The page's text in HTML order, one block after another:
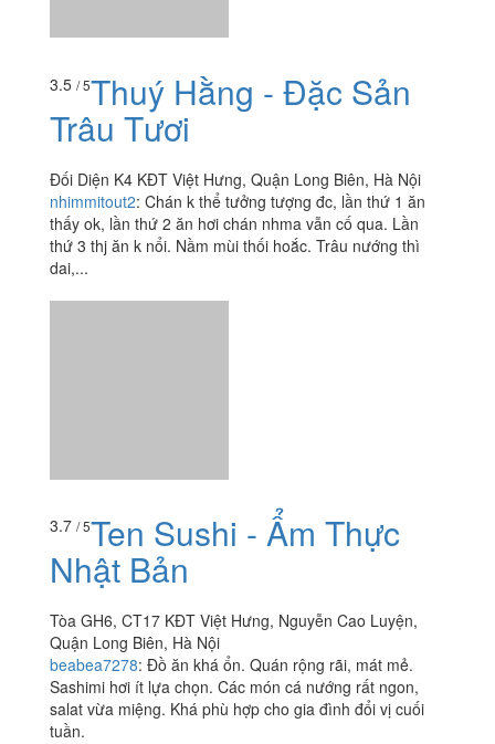
3.5 / 5Thuý Hằng - Đặc Sản
Trâu Tươi
Đối Diện K4 KĐT Việt Hưng, Quận Long Biên, Hà Nội
nhimmitout2: Chán k thể tưởng tượng đc, lần thứ 1 ăn
thấy ok, lần thứ 2 ăn hơi chán nhma vẫn cố qua. Lần
thứ 3 thj ăn k nổi. Nầm mùi thối hoắc. Trâu nướng thì
dai,...
3.7 / 5Ten Sushi - Ẩm Thực
Nhật Bản
Tòa GH6, CT17 KĐT Việt Hưng, Nguyễn Cao Luyện,
Quận Long Biên, Hà Nội
beabea7278: Đồ ăn khá ổn. Quán rộng rãi, mát mẻ.
Sashimi hơi ít lựa chọn. Các món cá nướng rất ngon,
salat vừa miệng. Khá phù hợp cho gia đình đổi vị cuối
tuần.